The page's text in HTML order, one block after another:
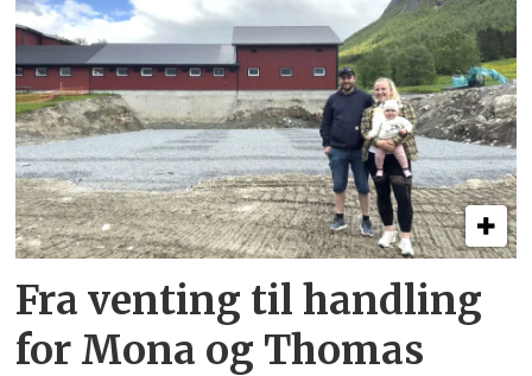
Fra venting til handling
for Mona og Thomas